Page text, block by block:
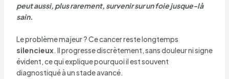
peut aussi, plus rarement, survenir sur un foie jusque-là
sain.
Le problème majeur ? Ce cancer reste longtemps
silencieux. Il progresse discrètement, sans douleur ni signe
évident, ce qui explique pourquoi il est souvent
diagnostiqué à un stade avancé.